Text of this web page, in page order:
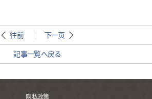
往前 下一页
記事一覧へ戻る
隐私政策